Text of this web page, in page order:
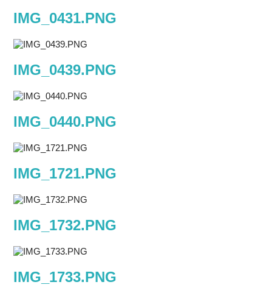
IMG_0431.PNG
IMG_0439.PNG
IMG_0440.PNG
IMG_1721.PNG
IMG_1732.PNG
IMG_1733.PNG